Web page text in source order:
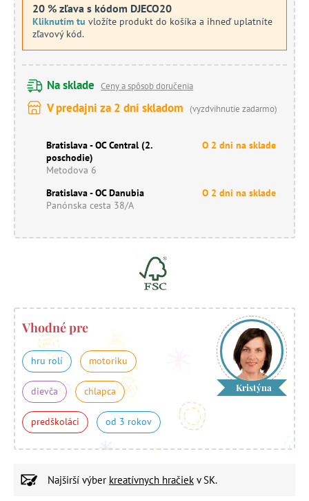
20 % zľava s kódom DJECO20
Kliknutím tu vložíte produkt do košíka a ihneď uplatníte
zľavový kód.
Na sklade Ceny a spôsob doručenia
V predajni za 2 dni skladom (vyzdvihnutie zadarmo)
Bratislava - OC Central (2.
poschodie)
Metodova 6
O 2 dni na sklade
Bratislava - OC Danubia
Panónska cesta 38/A
O 2 dni na sklade
Vhodné pre
hru rolí motoriku
dievča chlapca
predškoláci od 3 rokov
Kristýna
Najširší výber kreatívnych hračiek v SK.